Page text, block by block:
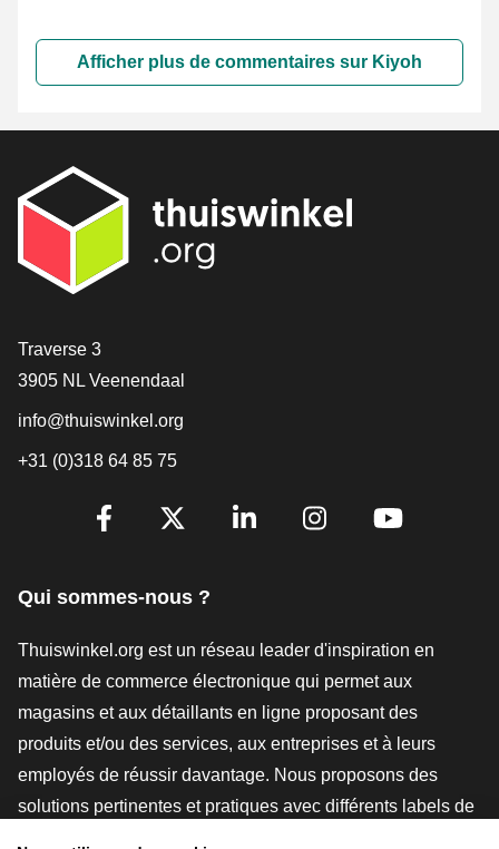
Afficher plus de commentaires sur Kiyoh
[_General:Contact]
Traverse 3
3905 NL Veenendaal
info@thuiswinkel.org
+31 (0)318 64 85 75
[_General:SocialMediaTitle]
Qui sommes-nous ?
Thuiswinkel.org est un réseau leader d'inspiration en
matière de commerce électronique qui permet aux
magasins et aux détaillants en ligne proposant des
produits et/ou des services, aux entreprises et à leurs
employés de réussir davantage. Nous proposons des
solutions pertinentes et pratiques avec différents labels de